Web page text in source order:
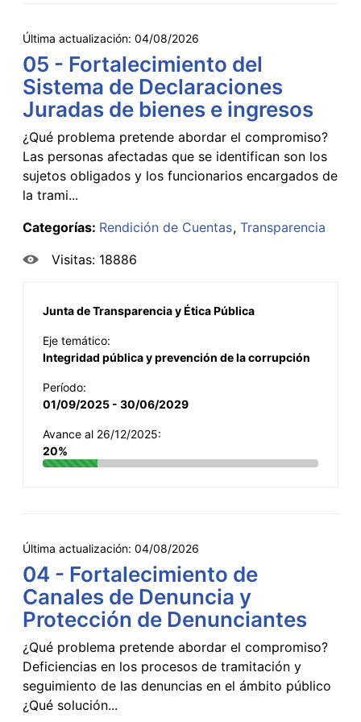
Última actualización: 04/08/2026
05 - Fortalecimiento del
Sistema de Declaraciones
Juradas de bienes e ingresos
¿Qué problema pretende abordar el compromiso?
Las personas afectadas que se identifican son los
sujetos obligados y los funcionarios encargados de
la trami...
Categorías: Rendición de Cuentas Transparencia
Visitas: 18886
Junta de Transparencia y Ética Pública
Eje temático:
Integridad pública y prevención de la corrupción
Período:
01/09/2025 - 30/06/2029
Avance al 26/12/2025:
20%
Última actualización: 04/08/2026
04 - Fortalecimiento de
Canales de Denuncia y
Protección de Denunciantes
¿Qué problema pretende abordar el compromiso?
Deficiencias en los procesos de tramitación y
seguimiento de las denuncias en el ámbito público
¿Qué solución...